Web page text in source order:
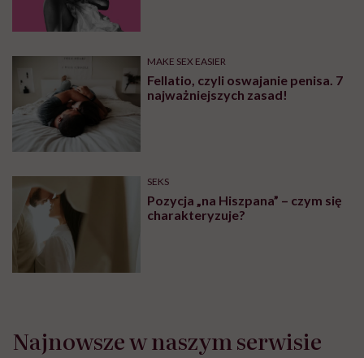
MAKE SEX EASIER
Fellatio, czyli oswajanie penisa. 7
najważniejszych zasad!
SEKS
Pozycja „na Hiszpana” – czym się
charakteryzuje?
Najnowsze w naszym serwisie